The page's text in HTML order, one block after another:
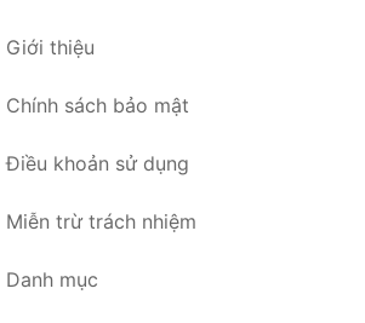
Giới thiệu
Chính sách bảo mật
Điều khoản sử dụng
Miễn trừ trách nhiệm
Danh mục